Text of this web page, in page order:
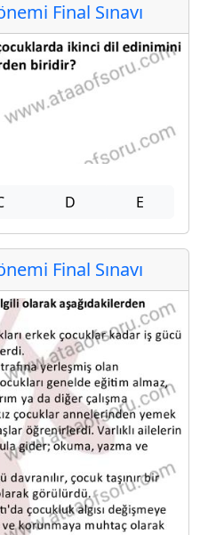
Final Sınavı
D E
Final Sınavı